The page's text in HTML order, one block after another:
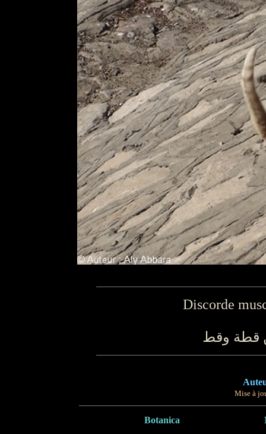
Discorde
قطة وقط
Mise à
Botanica